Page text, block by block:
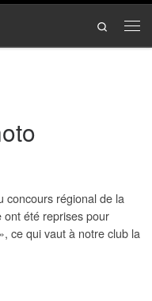
Search
concours régional de la
été reprises pour
ce qui vaut à notre club la